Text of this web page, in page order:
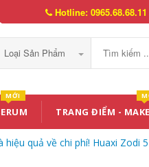
Hotline:
Loại Sản Phẩm
MỚI
TRANG ĐIỂM -
hiệu quả về chi phí! Huaxi Zodi